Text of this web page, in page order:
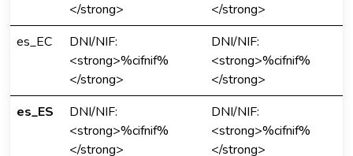
</strong>
</strong>
es_EC
DNI/NIF:
<strong>%cifnif%
</strong>
DNI/NIF:
<strong>%cifnif%
</strong>
es_ES
DNI/NIF:
<strong>%cifnif%
</strong>
DNI/NIF:
<strong>%cifnif%
</strong>